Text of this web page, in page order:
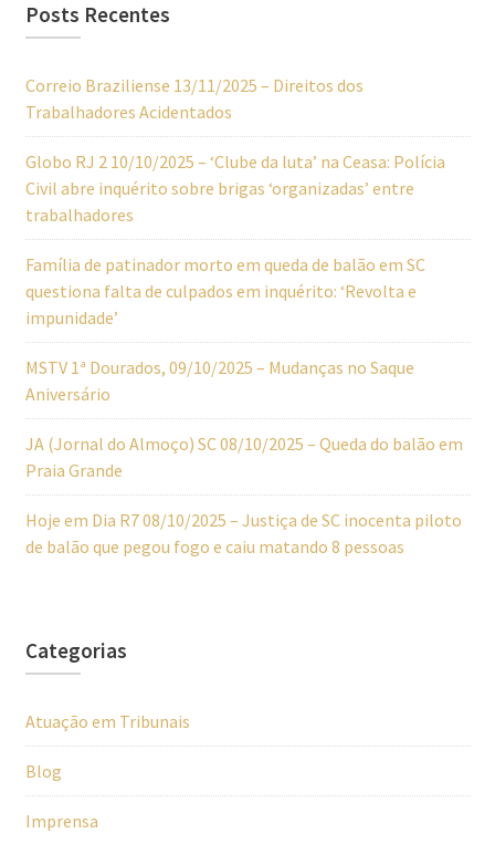
Posts Recentes
Correio Braziliense 13/11/2025 – Direitos dos
Trabalhadores Acidentados
Globo RJ 2 10/10/2025 – ‘Clube da luta’ na Ceasa: Polícia
Civil abre inquérito sobre brigas ‘organizadas’ entre
trabalhadores
Família de patinador morto em queda de balão em SC
questiona falta de culpados em inquérito: ‘Revolta e
impunidade’
MSTV 1ª Dourados, 09/10/2025 – Mudanças no Saque
Aniversário
JA (Jornal do Almoço) SC 08/10/2025 – Queda do balão em
Praia Grande
Hoje em Dia R7 08/10/2025 – Justiça de SC inocenta piloto
de balão que pegou fogo e caiu matando 8 pessoas
Categorias
Atuação em Tribunais
Blog
Imprensa